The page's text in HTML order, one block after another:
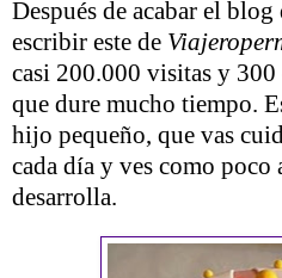
Después de acabar el
escribir este de
casi 200.000 visitas y 300
que dure mucho tiempo.
hijo pequeño, que vas
cada día y ves como poco
desarrolla.